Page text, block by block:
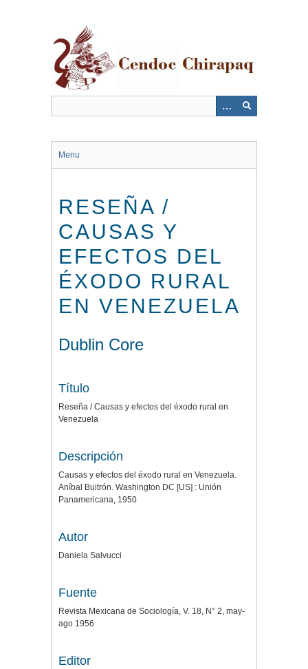
Menu
RESEÑA /
CAUSAS Y
EFECTOS DEL
ÉXODO RURAL
EN VENEZUELA
Dublin Core
Título
Reseña / Causas y efectos del éxodo rural en
Venezuela
Descripción
Causas y efectos del éxodo rural en Venezuela.
Aníbal Buitrón. Washington DC [US] : Unión
Panamericana, 1950
Autor
Daniela Salvucci
Fuente
Revista Mexicana de Sociología, V. 18, N° 2, may-
ago 1956
Editor